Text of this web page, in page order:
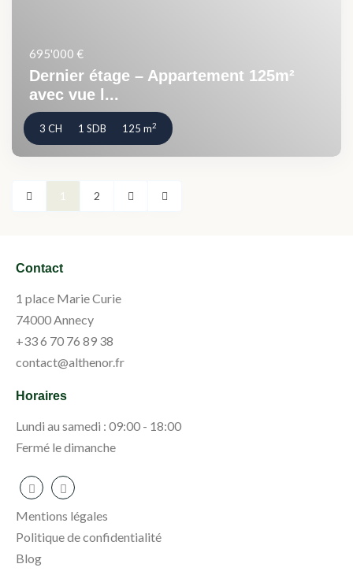
695'000 €
Dernier étage – Appartement 125m²
avec vue l...
3 CH 1 SDB 125 m2
1 2
Contact
1 place Marie Curie
74000 Annecy
+33 6 70 76 89 38
contact@althenor.fr
Horaires
Lundi au samedi : 09:00 - 18:00
Fermé le dimanche
Mentions légales
Politique de confidentialité
Blog